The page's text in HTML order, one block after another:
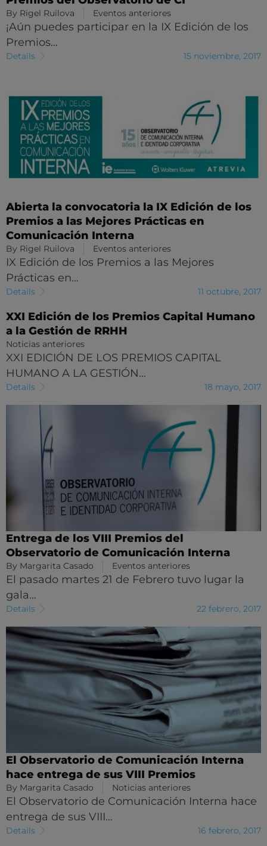
By Rigel Ruilova Eventos anteriores
¡Aún puedes participar en la IX Edición de los
Premios…
Details 15 noviembre, 2017
Abierta la convocatoria la IX Edición de los
Premios a las Mejores Prácticas en
Comunicación Interna
By Rigel Ruilova Eventos anteriores
IX Edición de los Premios a las Mejores
Prácticas en…
Details 11 octubre, 2017
XXI Edición de los Premios Capital Humano
a la Gestión de RRHH
Noticias anteriores
XXI EDICIÓN DE LOS PREMIOS CAPITAL
HUMANO A LA GESTIÓN…
Details 18 mayo, 2017
Entrega de los VIII Premios del
Observatorio de Comunicación Interna
By Margarita Casado Eventos anteriores
El pasado martes 21 de Febrero tuvo lugar la
gala…
Details 22 febrero, 2017
El Observatorio de Comunicación Interna
hace entrega de sus VIII Premios
By Margarita Casado Noticias anteriores
El Observatorio de Comunicación Interna hace
entrega de sus VIII…
Details 16 febrero, 2017